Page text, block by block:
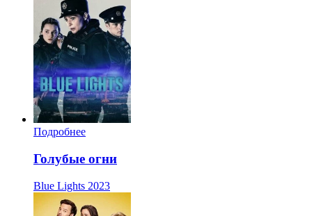
Подробнее
Голубые огни
Blue Lights 2023